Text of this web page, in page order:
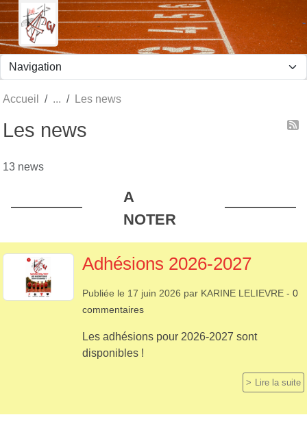
Accueil Les news
Les news
13 news
A
NOTER
Adhésions 2026-2027
Publiée le 17 juin 2026 par KARINE LELIEVRE - 0
commentaires
Les adhésions pour 2026-2027 sont
disponibles !
Lire la suite
Panneau de gestion des cookies